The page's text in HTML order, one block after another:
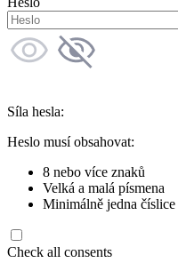
Síla hesla:
Heslo musí obsahovat:
8 nebo více znaků
Velká a malá písmena
Minimálně jedna
Check all consents